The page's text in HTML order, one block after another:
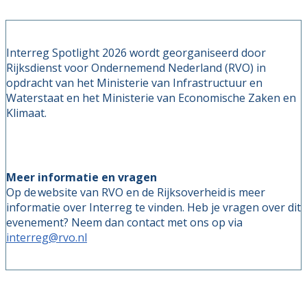
Interreg Spotlight 2026 wordt georganiseerd door
Rijksdienst voor Ondernemend Nederland (RVO) in
opdracht van het Ministerie van Infrastructuur en
Waterstaat en het Ministerie van Economische Zaken en
Klimaat.
Meer informatie en vragen
Op de website van RVO en de Rijksoverheid is meer
informatie over Interreg te vinden. Heb je vragen over dit
evenement? Neem dan contact met ons op via
interreg@rvo.nl